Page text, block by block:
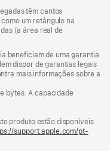
têm cantos
um retângulo na
(a área real de
beneficiam de uma garantia
dispor de garantias legais
mais informações sobre a
bytes. A capacidade
produto estão disponíveis
support.apple.com/pt-